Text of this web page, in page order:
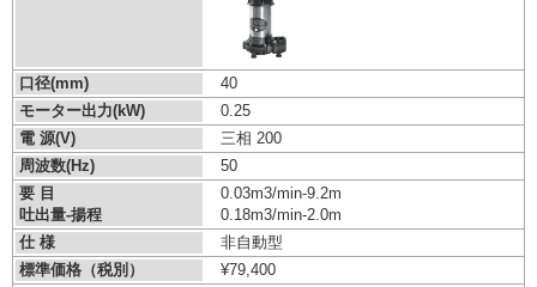
口径(mm)
40
モーター出力(kW)
0.25
電 源(V)
三相 200
周波数(Hz)
50
要 目
吐出量-揚程
0.03m3/min-9.2m
0.18m3/min-2.0m
仕 様
非自動型
標準価格（税別）
¥79,400